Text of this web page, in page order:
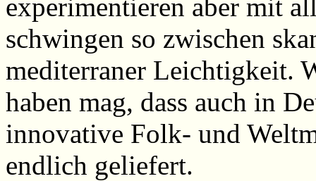
experimentieren aber mit
schwingen so zwischen
mediterraner Leichtigkeit.
haben mag, dass auch in
innovative Folk- und
endlich geliefert.